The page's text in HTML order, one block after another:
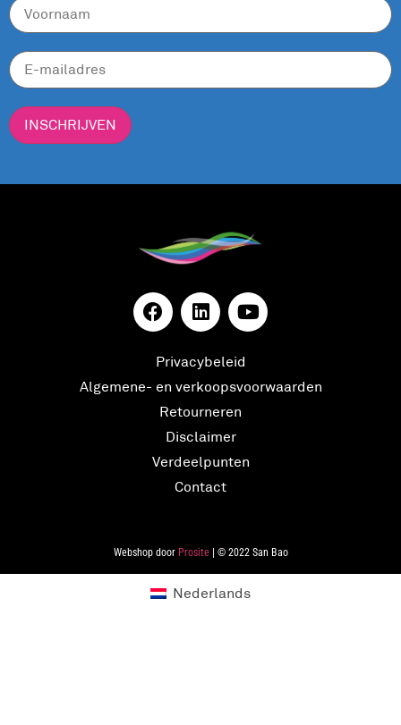
INSCHRIJVEN
Privacybeleid
Algemene- en verkoopsvoorwaarden
Retourneren
Disclaimer
Verdeelpunten
Contact
Webshop door Prosite| © 2022 San Bao
Nederlands